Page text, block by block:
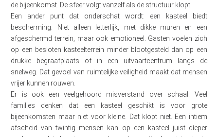
de bijeenkomst. De sfeer volgt vanzelf als de structuur klopt.
Een ander punt dat onderschat wordt: een kasteel biedt
bescherming. Niet alleen letterlijk, met dikke muren en een
afgeschermd terrein, maar ook emotioneel. Gasten voelen zich
op een besloten kasteelterrein minder blootgesteld dan op een
drukke begraafplaats of in een uitvaartcentrum langs de
snelweg. Dat gevoel van ruimtelijke veiligheid maakt dat mensen
vrijer kunnen rouwen.
Er is ook een veelgehoord misverstand over schaal. Veel
families denken dat een kasteel geschikt is voor grote
bijeenkomsten maar niet voor kleine. Dat klopt niet. Een intiem
afscheid van twintig mensen kan op een kasteel juist díeper